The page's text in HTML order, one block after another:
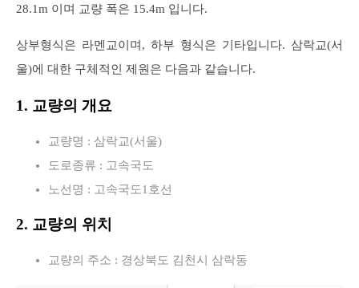
28.1m 이며 교량 폭은 15.4m 입니다.
상부형식은 라멘교이며, 하부 형식은 기타입니다. 삼락교(서
울)에 대한 구체적인 제원은 다음과 같습니다.
1. 교량의 개요
교량명 : 삼락교(서울)
도로종류 : 고속국도
노선명 : 고속국도1호선
2. 교량의 위치
교량의 주소 : 경상북도 김천시 삼락동